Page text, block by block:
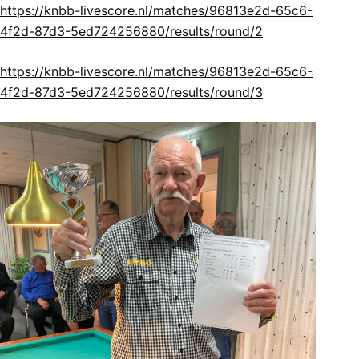
https://knbb-livescore.nl/matches/96813e2d-65c6-
4f2d-87d3-5ed724256880/results/round/2
https://knbb-livescore.nl/matches/96813e2d-65c6-
4f2d-87d3-5ed724256880/results/round/3